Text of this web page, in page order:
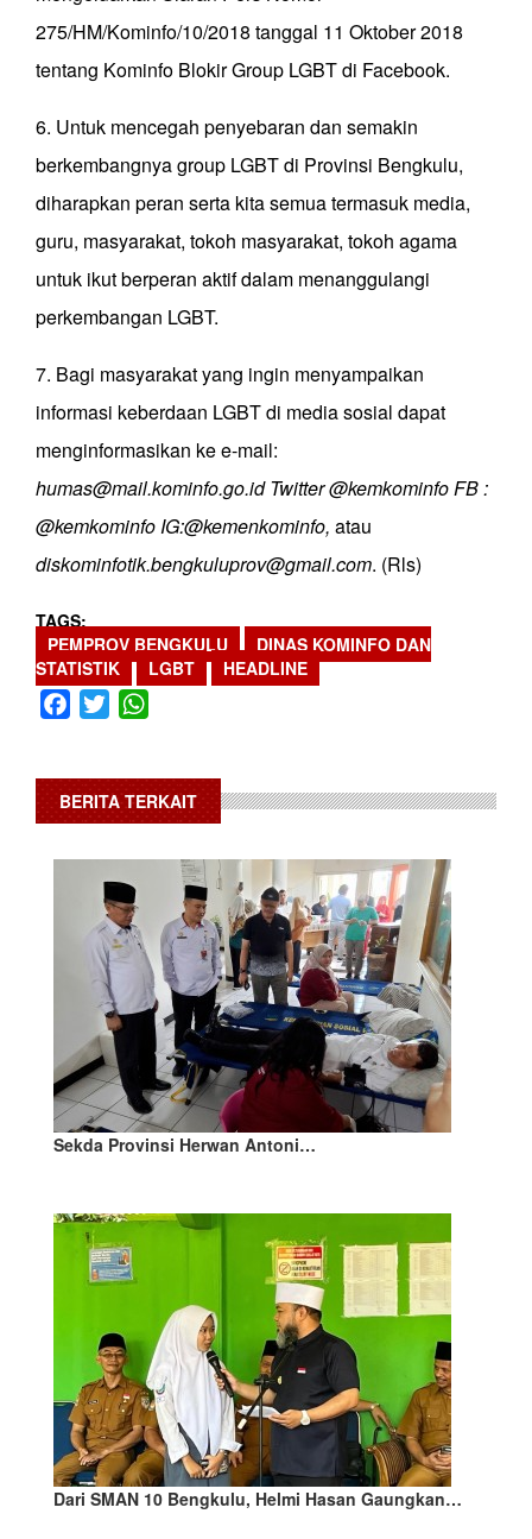
275/HM/Kominfo/10/2018 tanggal 11 Oktober 2018
tentang Kominfo Blokir Group LGBT di Facebook.
6. Untuk mencegah penyebaran dan semakin
berkembangnya group LGBT di Provinsi Bengkulu,
diharapkan peran serta kita semua termasuk media,
guru, masyarakat, tokoh masyarakat, tokoh agama
untuk ikut berperan aktif dalam menanggulangi
perkembangan LGBT.
7. Bagi masyarakat yang ingin menyampaikan
informasi keberdaan LGBT di media sosial dapat
menginformasikan ke e-mail:
humas@mail.kominfo.go.id Twitter @kemkominfo FB :
@kemkominfo IG:@kemenkominfo, atau
diskominfotik.bengkuluprov@gmail.com. (Rls)
TAGS
PEMPROV BENGKULU
DINAS KOMINFO DAN
STATISTIK
LGBT HEADLINE
Facebook
Twitter
BERITA TERKAIT
Sekda Provinsi Herwan Antoni…
Dari SMAN 10 Bengkulu, Helmi Hasan Gaungkan…